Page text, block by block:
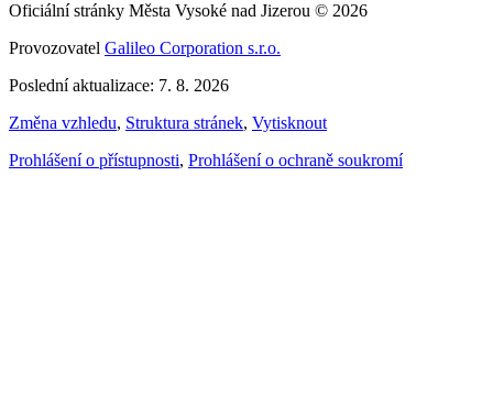
Oficiální stránky Města Vysoké nad Jizerou © 2026
Provozovatel Galileo Corporation s.r.o.
Poslední aktualizace: 7. 8. 2026
Změna vzhledu, Struktura stránek, Vytisknout
Prohlášení o přístupnosti, Prohlášení o ochraně soukromí